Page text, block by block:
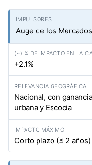
Auge de los
+2.1%
Nacional, con
urbana y Escocia
Corto plazo (≤ 2 años)